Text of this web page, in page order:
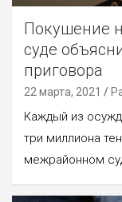
Покушение
суде
приговора
22 марта, 2021
Каждый из
три миллиона
межрайонном